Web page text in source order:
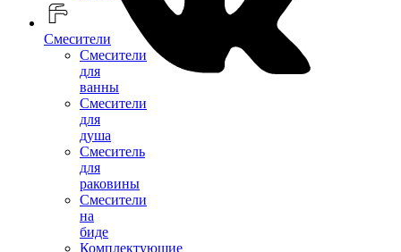
Смесители
Смесители
для
ванны
Смесители
для
душа
Смеситель
для
раковины
Смесители
на
биде
Комплектующие